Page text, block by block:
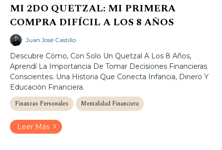
MI 2DO QUETZAL: MI PRIMERA
COMPRA DIFÍCIL A LOS 8 AÑOS
Juan José Castillo
Descubre Cómo, Con Solo Un Quetzal A Los 8 Años,
Aprendí La Importancia De Tomar Decisiones Financieras
Conscientes. Una Historia Que Conecta Infancia, Dinero Y
Educación Financiera.
Finanzas Personales Mentalidad Financiera
Leer Más